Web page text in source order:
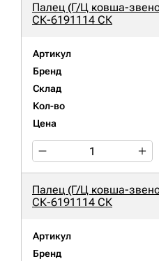
Палец (Г/Ц ковша-
СК-6191114 СК
Артикул
Бренд
Склад
Кол-во
Цена
Палец (Г/Ц ковша-
СК-6191114 СК
Артикул
Бренд